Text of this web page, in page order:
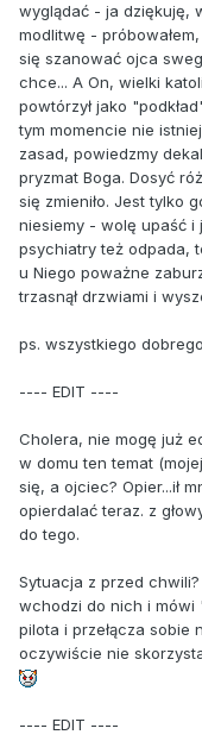
wyglądać - ja dziękuję,
modlitwę -
się szanować ojca
chce... A On, wielki
powtórzył jako
tym momencie nie
zasad, powiedzmy
pryzmat Boga. Dosyć
się zmieniło. Jest tylko
niesiemy - wolę upaść i
psychiatry też odpada,
u Niego poważne
trzasnął drzwiami i
ps. wszystkiego
---- EDIT ----
Cholera, nie mogę już
w domu ten temat
się, a ojciec? Opier...ił
opierdalać teraz. z
do tego.
Sytuacja z przed
wchodzi do nich i mówi
pilota i przełącza sobie
oczywiście nie
---- EDIT ----